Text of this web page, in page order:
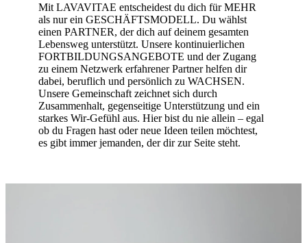
Mit LAVAVITAE entscheidest du dich für MEHR
als nur ein GESCHÄFTSMODELL. Du wählst
einen PARTNER, der dich auf deinem gesamten
Lebensweg unterstützt. Unsere kontinuierlichen
FORTBILDUNGSANGEBOTE und der Zugang
zu einem Netzwerk erfahrener Partner helfen dir
dabei, beruflich und persönlich zu WACHSEN.
Unsere Gemeinschaft zeichnet sich durch
Zusammenhalt, gegenseitige Unterstützung und ein
starkes Wir-Gefühl aus. Hier bist du nie allein – egal
ob du Fragen hast oder neue Ideen teilen möchtest,
es gibt immer jemanden, der dir zur Seite steht.